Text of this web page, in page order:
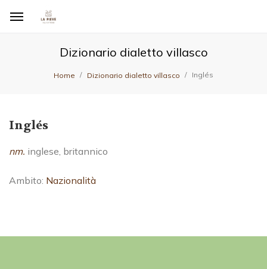
Dizionario dialetto villasco
Home Dizionario dialetto villasco Inglés
Inglés
nm. inglese, britannico
Ambito: Nazionalità